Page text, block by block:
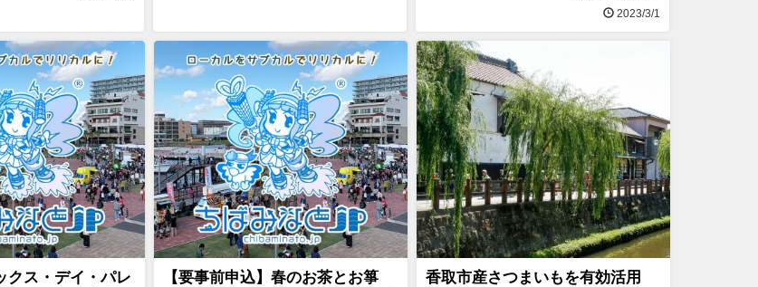
2023/3/1
クス・デイ・パレ
【要事前申込】春のお茶とお箏
香取市産さつまいもを有効活用